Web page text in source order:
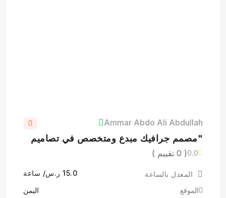
Ammar Abdo Ali Abdullah
"مصمم جرافيك مبدع ومتخصص في تصاميم
كانفا".
0.0( 0 تقييم )
المعدل بالساعة
15.0 ر.س/ ساعة
الموقع
اليمن